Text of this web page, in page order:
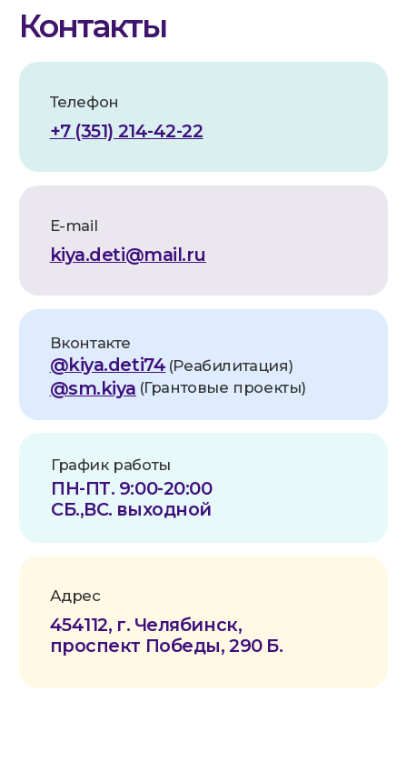
454112, Челябинск, Пр. Победы 290,
Наименование:
АНО по оказанию
медицинской и реабилитационной
помощи «Служба милосердия «КИЯ»
(Грантовые проекты)
@sm.kiya
@kiya.deti74
ПН-ПТ. 9:00-20:00